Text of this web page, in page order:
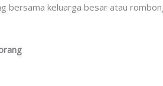
bersama keluarga besar atau